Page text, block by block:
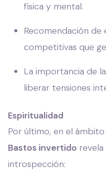
física y mental.
Recomendación
competitivas que
La importancia de
liberar tensiones
Espiritualidad
Por último, en el
Bastos invertido
introspección: